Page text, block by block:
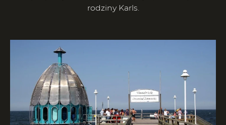
rodziny Karls.